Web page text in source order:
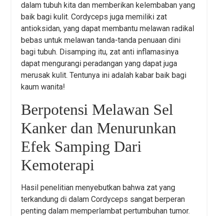
dalam tubuh kita dan memberikan kelembaban yang
baik bagi kulit. Cordyceps juga memiliki zat
antioksidan, yang dapat membantu melawan radikal
bebas untuk melawan tanda-tanda penuaan dini
bagi tubuh. Disamping itu, zat anti inflamasinya
dapat mengurangi peradangan yang dapat juga
merusak kulit. Tentunya ini adalah kabar baik bagi
kaum wanita!
Berpotensi Melawan Sel
Kanker dan Menurunkan
Efek Samping Dari
Kemoterapi
Hasil penelitian menyebutkan bahwa zat yang
terkandung di dalam Cordyceps sangat berperan
penting dalam memperlambat pertumbuhan tumor.